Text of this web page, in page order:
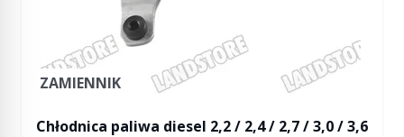
ZAMIENNIK
Chłodnica paliwa diesel 2,2 / 2,4 / 2,7 / 3,0 / 3,6